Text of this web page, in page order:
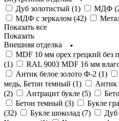
Дуб золотистый (1) МДФ (
МДФ с зеркалом (42)
Показать все
Показать
Внешняя отделка
MDF 10 мм орех грецкий без
(1) RAL 9003 MDF 16 мм
Антик белое золото Ф-2 (1)
медь, Бетон темный (1) Антик
(2) Антрацит букле (5)
Бетон темный (3) Букле
(32) Букле шоколад (7) Дуб